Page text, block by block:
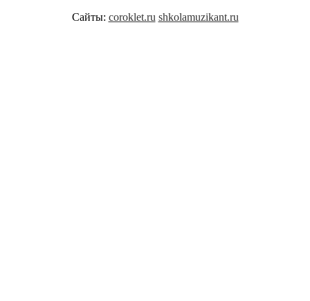
Сайты: coroklet.ru shkolamuzikant.ru